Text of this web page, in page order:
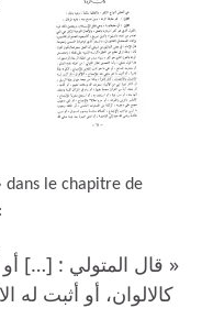
dans le chapitre de
« قال المتولي : […] أو
كالالوان، أو أثبت له